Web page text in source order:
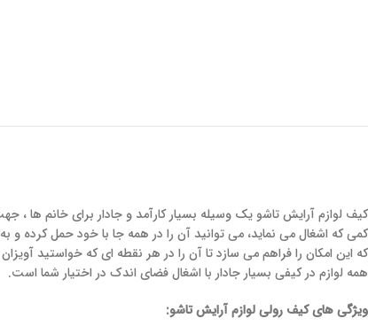
کیف لوازم آرایش تاشو یک وسیله بسیار کارآمد و جادار برای خانم ها ،
که این امکان را فراهم می سازد تا آن را در هر نقطه ای که خواستید
همه لوازم در کیفی بسیار جادار با اشغال فضای اندک در اختیار شما است.
ویژگی های کیف رولی لوازم آرایش تاشو: